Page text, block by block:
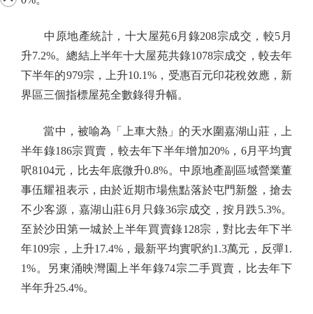
中原地產統計，十大屋苑6月錄208宗成交，較5月
升7.2%。總結上半年十大屋苑共錄1078宗成交，較去年
下半年的979宗，上升10.1%，受惠百元印花稅效應，新
界區三個指標屋苑全數錄得升幅。
當中，被喻為「上車大熱」的天水圍嘉湖山莊，上
半年錄186宗買賣，較去年下半年增加20%，6月平均實
呎8104元，比去年底微升0.8%。中原地產副區域營業董
事伍耀祖表示，由於近期市場焦點落於屯門新盤，搶去
不少客源，嘉湖山莊6月只錄36宗成交，按月跌5.3%。
至於沙田第一城於上半年買賣錄128宗，對比去年下半
年109宗，上升17.4%，最新平均實呎約1.3萬元，反彈1.
1%。另東涌映灣園上半年錄74宗二手買賣，比去年下
半年升25.4%。